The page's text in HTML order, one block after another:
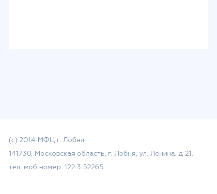
(с) 2014 МФЦ г. Лобня.
141730, Московская область, г. Лобня, ул. Ленина. д 21.
тел. моб номер: 122 3 52265